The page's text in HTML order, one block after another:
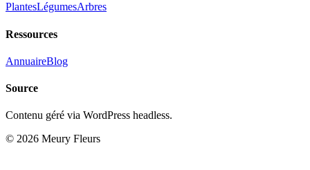
PlantesLégumesArbres
Ressources
AnnuaireBlog
Source
Contenu géré via WordPress headless.
© 2026 Meury Fleurs